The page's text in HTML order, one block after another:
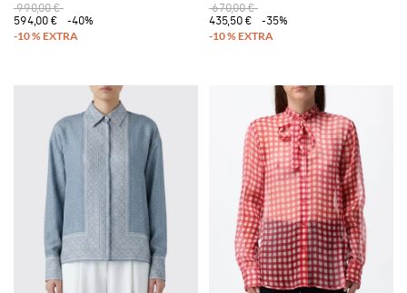
990,00 €
594,00 €
-40%
670,00 €
435,50 €
-35%